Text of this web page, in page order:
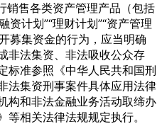
销售各类资产管理产品（包括
资计划”“理财计划”“资产管理
募集资金的行为，应当明确
非法集资、非法吸收公众存
标准参照《中华人民共和国刑
法集资刑事案件具体应用法律
构和非法金融业务活动取缔办
相关法律法规规定执行。